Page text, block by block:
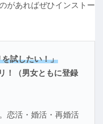
があればぜひインストー
試したい！」
！（男女ともに登録
恋活・婚活・再婚活